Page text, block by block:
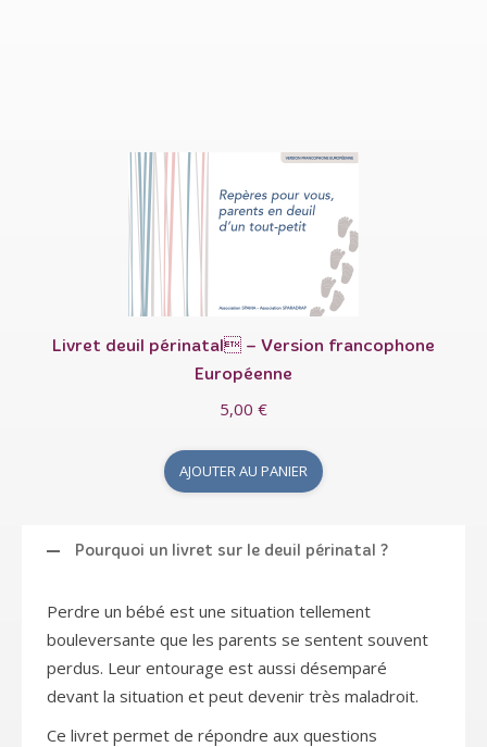
Livret deuil périnatal – Version francophone
Européenne
5,00 €
AJOUTER AU PANIER
Pourquoi un livret sur le deuil périnatal ?
Perdre un bébé est une situation tellement
bouleversante que les parents se sentent souvent
perdus. Leur entourage est aussi désemparé
devant la situation et peut devenir très maladroit.
Ce livret permet de répondre aux questions